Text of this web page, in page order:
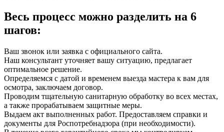
Весь процесс можно разделить на 6
шагов:
Ваш звонок или заявка с официального сайта.
Наш консультант уточняет вашу ситуацию, предлагает
оптимальное решение.
Определяемся с датой и временем выезда мастера к вам для
осмотра, заключаем договор.
Проводим тщательную санитарную обработку во всех местах,
а также прорабатываем защитные меры.
Выдаем акт выполненных работ. Предоставляем справки и
документы для Роспотребнадзора (при необходимости).